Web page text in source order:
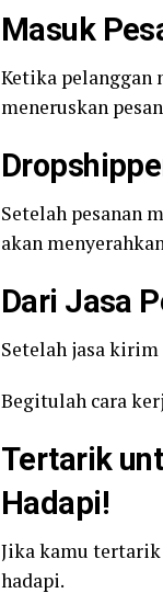
Masuk
Ketika pelanggan
meneruskan
Setelah pesanan
akan
Dari Jasa
Setelah jasa
Begitulah cara
Tertarik
Hadapi!
Jika kamu
hadapi.